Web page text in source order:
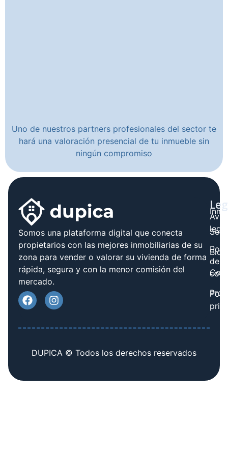
Uno de nuestros partners profesionales del sector te
hará una valoración presencial de tu inmueble sin
ningún compromiso
Somos una plataforma digital que conecta
propietarios con las mejores inmobiliarias de su
zona para vender o valorar su vivienda de forma
rápida, segura y con la menor comisión del
mercado.
Blog
legal
de
DUPICA © Todos los derechos reservados